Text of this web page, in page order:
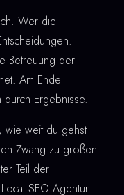
Wer die
Betreuung der
Am Ende
Ergebnisse.
wie weit du gehst
Zwang zu großen
Teil der
SEO Agentur